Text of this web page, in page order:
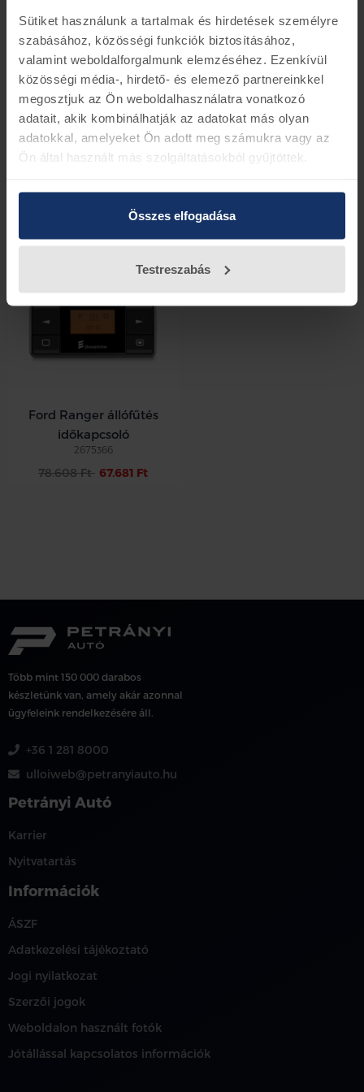
Sütiket használunk a tartalmak és hirdetések személyre
szabásához, közösségi funkciók biztosításához,
valamint weboldalforgalmunk elemzéséhez. Ezenkívül
közösségi média-, hirdető- és elemező partnereinkkel
megosztjuk az Ön weboldalhasználatra vonatkozó
adatait, akik kombinálhatják az adatokat más olyan
adatokkal, amelyeket Ön adott meg számukra vagy az
Ön által használt más szolgáltatásokból gyűjtöttek.
Összes elfogadása
Testreszabás
látási viszonyokat biztosít – ezzel fokozva a vezetési
biztonságot
- Az előmelegített motor üzemanyagot takarít meg, és
jelentősen csökkenti a károsanyag-kibocsátást.
Vissza az előző oldalra
Kapcsolódó termékek
-14%
Ford Ranger állófűtés
időkapcsoló
2675366
78.608 Ft 67.681 Ft
Több mint 150 000 darabos
készletünk van, amely akár azonnal
ügyfeleink rendelkezésére áll.
+36 1 281 8000
ulloiweb@petranyiauto.hu
Petrányi Autó
Karrier
Nyitvatartás
Információk
ÁSZF
Adatkezelési tájékoztató
Jogi nyilatkozat
Szerzői jogok
Weboldalon használt fotók
Jótállással kapcsolatos információk